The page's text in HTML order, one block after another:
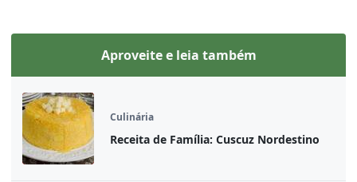
Aproveite e leia também
Culinária
Receita de Família: Cuscuz Nordestino